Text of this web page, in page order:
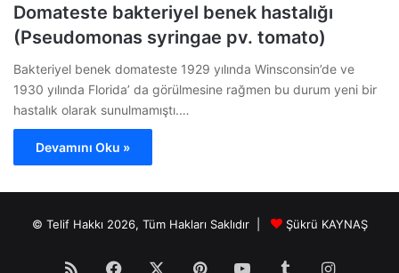
Domateste bakteriyel benek hastalığı
(Pseudomonas syringae pv. tomato)
Bakteriyel benek domateste 1929 yılında Winsconsin’de ve
1930 yılında Florida’ da görülmesine rağmen bu durum yeni bir
hastalık olarak sunulmamıştı.…
Devamını Oku »
© Telif Hakkı 2026, Tüm Hakları Saklıdır | Şükrü KAYNAŞ
RSS Facebook PinterestYouTubeTumblr